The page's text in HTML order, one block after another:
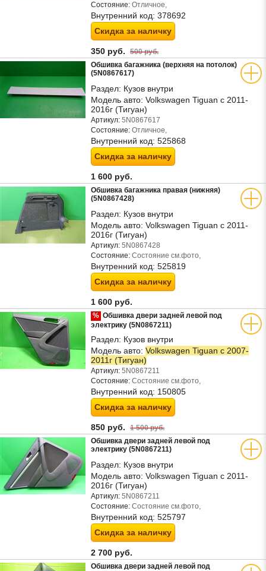
Состояние: Отличное,
Внутренний код: 378692
Скидка за наличку
350 руб. 500 руб.
Обшивка багажника (верхняя на потолок)
(5N0867617)
Раздел: Кузов внутри
Модель авто: Volkswagen Tiguan с 2011-
2016г (Тигуан)
Артикул: 5N0867617
Состояние: Отличное,
Внутренний код: 525868
Скидка за наличку
1 600 руб.
Обшивка багажника правая (нижняя)
(5N0867428)
Раздел: Кузов внутри
Модель авто: Volkswagen Tiguan с 2011-
2016г (Тигуан)
Артикул: 5N0867428
Состояние: Состояние см.фото,
Внутренний код: 525819
Скидка за наличку
1 600 руб.
% Обшивка двери задней левой под
электрику (5N0867211)
Раздел: Кузов внутри
Модель авто: Volkswagen Tiguan с 2007-
2011г (Тигуан)
Артикул: 5N0867211
Состояние: Состояние см.фото,
Внутренний код: 150805
Скидка за наличку
850 руб. 1 500 руб.
Обшивка двери задней левой под
электрику (5N0867211)
Раздел: Кузов внутри
Модель авто: Volkswagen Tiguan с 2011-
2016г (Тигуан)
Артикул: 5N0867211
Состояние: Состояние см.фото,
Внутренний код: 525797
Скидка за наличку
2 700 руб.
Обшивка двери задней левой под